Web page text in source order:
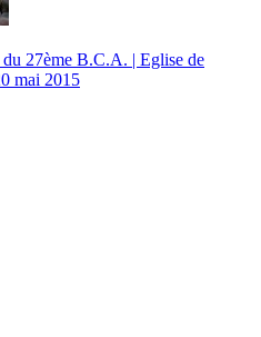
27ème B.C.A. | Eglise de
mai 2015